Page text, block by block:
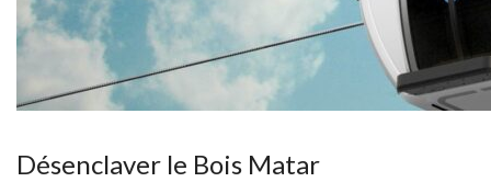
Désenclaver le Bois Matar